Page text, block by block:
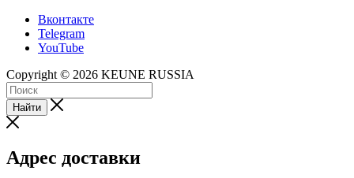
Вконтакте
Telegram
YouTube
Copyright © 2026 KEUNE RUSSIA
Найти
Адрес доставки